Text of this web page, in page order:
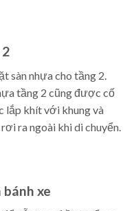
sàn nhựa cho tầng 2.
tầng 2 cũng được cố
lắp khít với khung và
ra ngoài khi di chuyển.
xe